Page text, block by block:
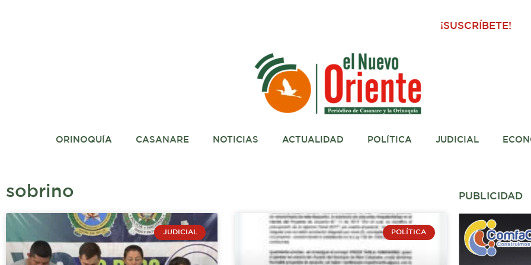
¡SUSCRÍBETE!
ORINOQUÍA CASANARE NOTICIAS ACTUALIDAD POLÍTICA JUDICIAL
sobrino
JUDICIAL POLÍTICA
PUBLICIDAD